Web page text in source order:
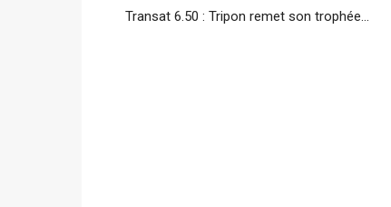
Transat 6.50 : Tripon remet son trophée…